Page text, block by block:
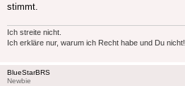
stimmt.
Ich streite nicht.
Ich erkläre nur, warum ich Recht habe und Du nicht!
BlueStarBRS
Newbie